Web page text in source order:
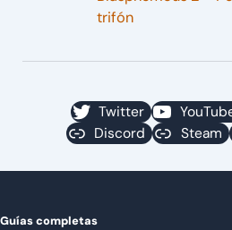
trifón
Twitter
Discord
Steam
Guías completas